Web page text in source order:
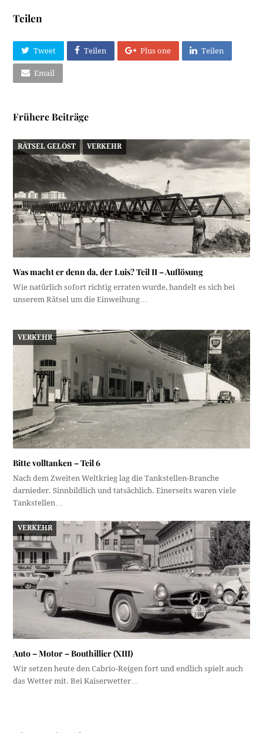
Teilen
Tweet Teilen Plus one Teilen
Email
Frühere Beiträge
RÄTSEL GELÖST VERKEHR
Was macht er denn da, der Luis? Teil II – Auflösung
Wie natürlich sofort richtig erraten wurde, handelt es sich bei
unserem Rätsel um die Einweihung…
VERKEHR
Bitte volltanken – Teil 6
Nach dem Zweiten Weltkrieg lag die Tankstellen-Branche
darnieder. Sinnbildlich und tatsächlich. Einerseits waren viele
Tankstellen…
VERKEHR
Auto – Motor – Bouthillier (XIII)
Wir setzen heute den Cabrio-Reigen fort und endlich spielt auch
das Wetter mit. Bei Kaiserwetter…